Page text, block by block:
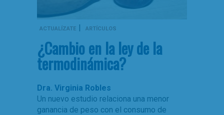
ACTUALÍZATE | ARTÍCULOS
¿Cambio en la ley de la
termodinámica?
Dra. Virginia Robles
Un nuevo estudio relaciona una menor
ganancia de peso con el consumo de